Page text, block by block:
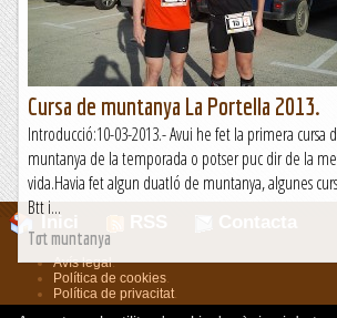
Romàntic Guerrer
Cursa de muntanya La Portella 2013.
Introducció:10-03-2013.- Avui he fet la primera cursa
muntanya de la temporada o potser puc dir de la
vida.Havia fet algun duatló de muntanya, algunes
Btt i...
Tot muntanya
Avís legal.
Política de cookies.
Política de privacitat.